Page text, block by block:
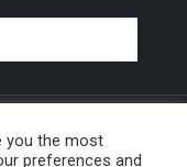
you the most
preferences and